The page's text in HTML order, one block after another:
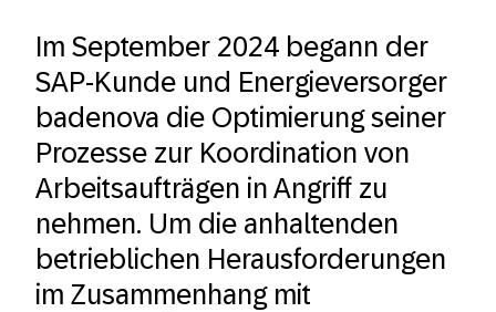
Im September 2024 begann der
SAP-Kunde und Energieversorger
badenova die Optimierung seiner
Prozesse zur Koordination von
Arbeitsaufträgen in Angriff zu
nehmen. Um die anhaltenden
betrieblichen Herausforderungen
im Zusammenhang mit